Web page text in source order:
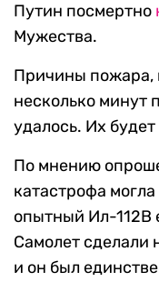
Путин посмертно
Мужества.
Причины пожара,
несколько минут
удалось. Их
По мнению
катастрофа
опытный Ил-112В
Самолет сделали
и он был